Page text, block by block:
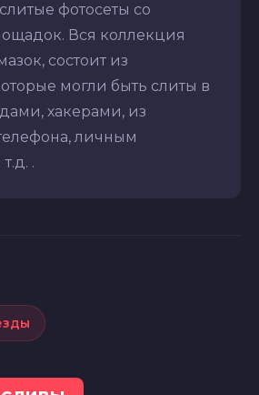
фотосеты со
Вся коллекция
состоит из
могли быть слиты в
хакерами, из
личным
.